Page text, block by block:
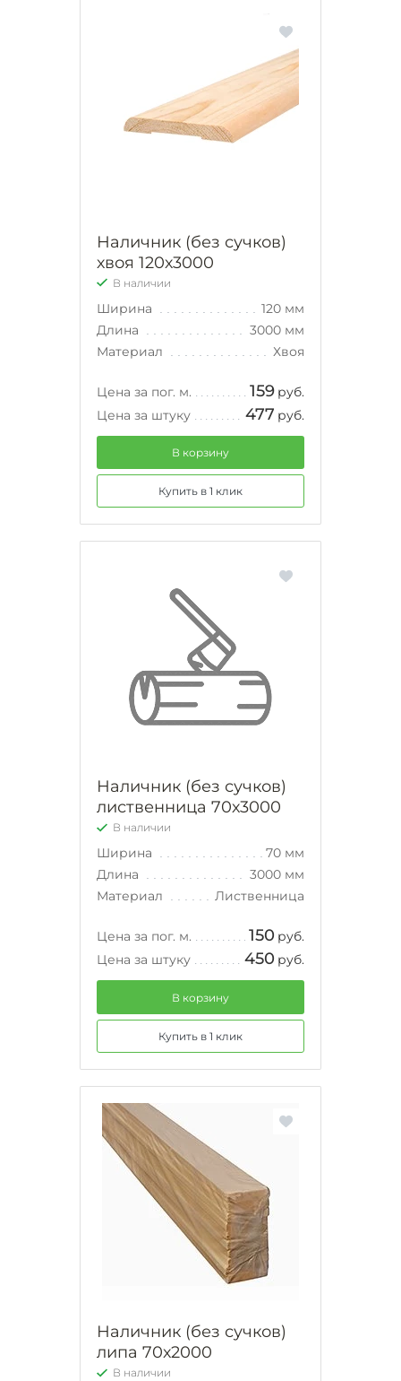
Наличник (без сучков)
хвоя 120х3000
В наличии
Ширина
120 мм
Длина
3000 мм
Материал
Хвоя
Цена за пог. м. 159 руб.
Цена за штуку
477 руб.
В корзину
Купить в 1 клик
Наличник (без сучков)
лиственница 70х3000
В наличии
Ширина
70 мм
Длина
3000 мм
Материал
Лиственница
Цена за пог. м. 150 руб.
Цена за штуку
450 руб.
В корзину
Купить в 1 клик
Наличник (без сучков)
липа 70х2000
В наличии